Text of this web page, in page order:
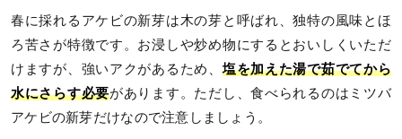
春に採れるアケビの新芽は木の芽と呼ばれ、独特の風味とほ
ろ苦さが特徴です。お浸しや炒め物にするとおいしくいただ
けますが、強いアクがあるため、塩を加えた湯で茹でてから
水にさらす必要があります。ただし、食べられるのはミツバ
アケビの新芽だけなので注意しましょう。